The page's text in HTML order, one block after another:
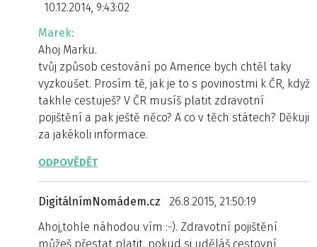
10.12.2014, 9:43:02
Marek:
Ahoj Marku.
tvůj způsob cestování po Americe bych chtěl taky
vyzkoušet. Prosím tě, jak je to s povinostmi k ČR, když
takhle cestuješ? V ČR musíš platit zdravotní
pojištění a pak ještě něco? A co v těch státech? Děkuji
za jakékoli informace.
ODPOVĚDĚT
DigitálnímNomádem.cz
26.8.2015, 21:50:19
Ahoj,tohle náhodou vím :-). Zdravotní pojištění
můžeš přestat platit, pokud si uděláš cestovní